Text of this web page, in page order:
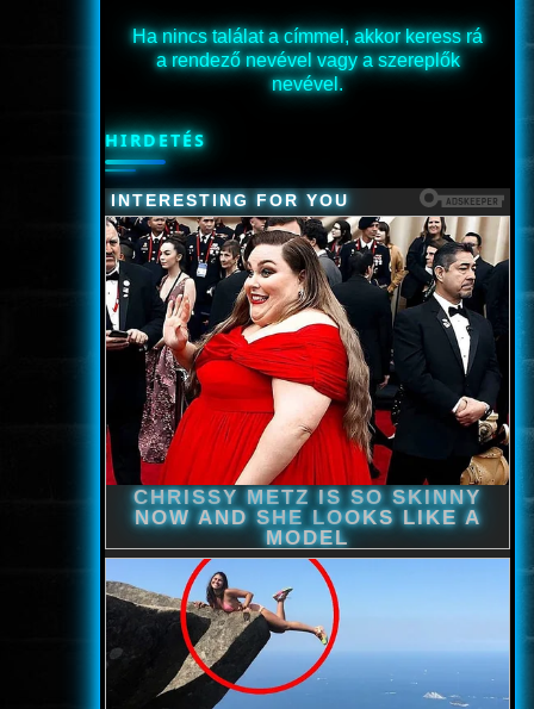
Ha nincs találat a címmel, akkor keress rá
a rendező nevével vagy a szereplők
nevével.
HIRDETÉS